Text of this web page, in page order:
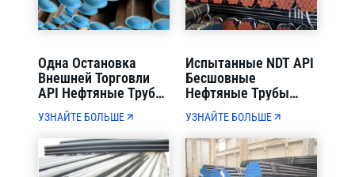
Одна Остановка
Внешней Торговли
API Нефтяные Трубы
Таможенной
Декларации И
Контейнерной
Загрузки Прямая
Доставка
УЗНАЙТЕ БОЛЬШЕ
Испытанные NDT API
Бесшовные
Нефтяные Трубы
X65-X80 OD 114-1220
Мм Строгий
Контроль Качества
УЗНАЙТЕ БОЛЬШЕ